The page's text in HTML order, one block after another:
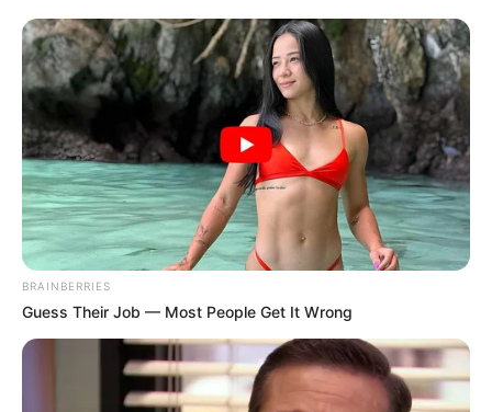
szabályrendszerre, felkészült csapatra és azonnali
döntésekre van szükség. A sérült férfit a helyszíni
beavatkozás után sikerült stabilizálni, majd
kórházba szállították. Később felépülése után
személyesen is köszönetet mondott azoknak, akik
megmentették az életét. Az arany fokozatú
elismerés így nemcsak egy kitüntetés, hanem annak
a pillanatnak az elismerése is, amikor egy gyors,
bátor döntés egy ember életét jelentette.
BRAINBERRIES
Guess Their Job — Most People Get It Wrong